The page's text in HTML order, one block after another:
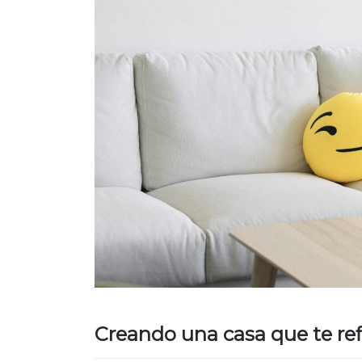
Creando una casa que te